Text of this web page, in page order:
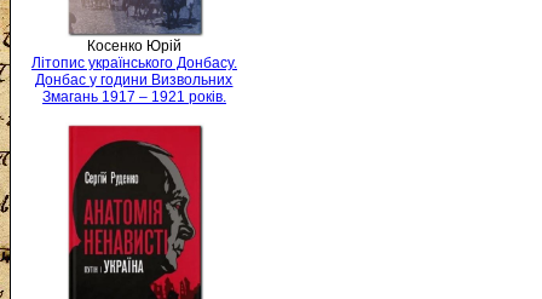
Косенко Юрій
Літопис українського Донбасу.
Донбас у години Визвольних
Змагань 1917 – 1921 років.